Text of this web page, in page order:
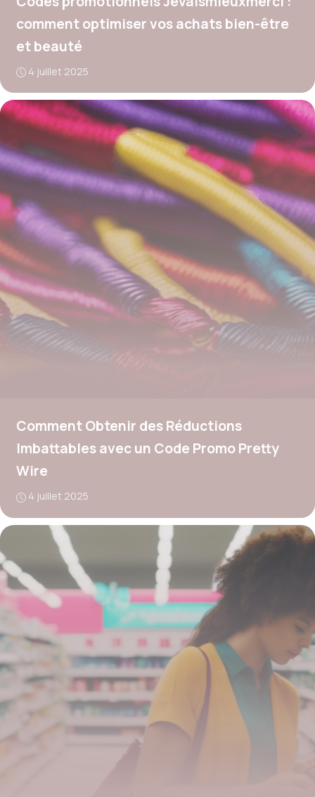
comment optimiser vos achats bien-être
et beauté
4 juillet 2025
Comment Obtenir des Réductions
Imbattables avec un Code Promo Pretty
Wire
4 juillet 2025